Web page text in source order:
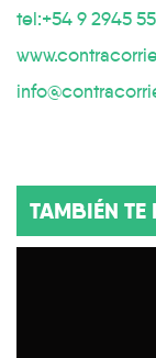
tel:+54 9 2945
TAMBIÉN TE